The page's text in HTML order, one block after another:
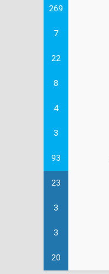
269
7
22
8
4
3
93
23
3
3
20